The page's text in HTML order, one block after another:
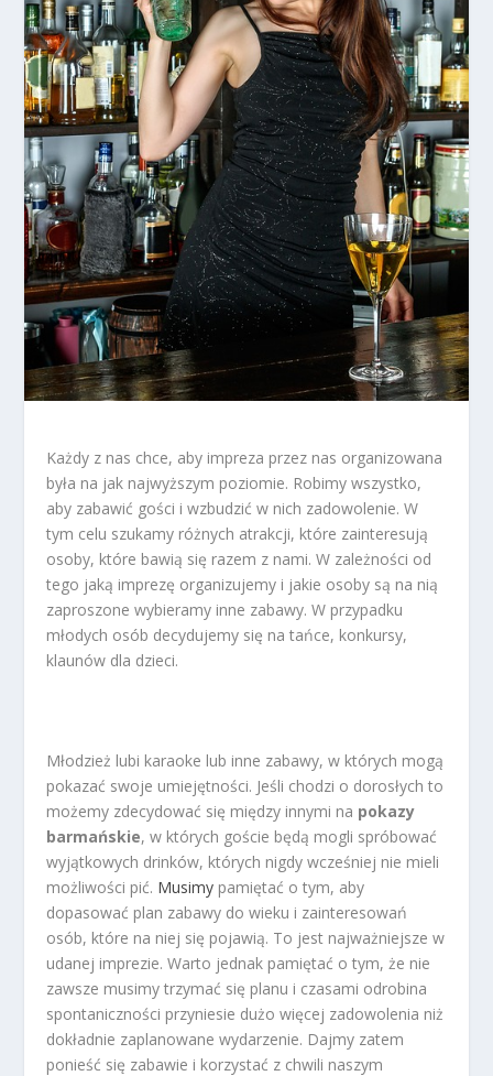
Każdy z nas chce, aby impreza przez nas organizowana
była na jak najwyższym poziomie. Robimy wszystko,
aby zabawić gości i wzbudzić w nich zadowolenie. W
tym celu szukamy różnych atrakcji, które zainteresują
osoby, które bawią się razem z nami. W zależności od
tego jaką imprezę organizujemy i jakie osoby są na nią
zaproszone wybieramy inne zabawy. W przypadku
młodych osób decydujemy się na tańce, konkursy,
klaunów dla dzieci.
Młodzież lubi karaoke lub inne zabawy, w których mogą
pokazać swoje umiejętności. Jeśli chodzi o dorosłych to
możemy zdecydować się między innymi na pokazy
barmańskie, w których goście będą mogli spróbować
wyjątkowych drinków, których nigdy wcześniej nie mieli
możliwości pić. Musimy pamiętać o tym, aby
dopasować plan zabawy do wieku i zainteresowań
osób, które na niej się pojawią. To jest najważniejsze w
udanej imprezie. Warto jednak pamiętać o tym, że nie
zawsze musimy trzymać się planu i czasami odrobina
spontaniczności przyniesie dużo więcej zadowolenia niż
dokładnie zaplanowane wydarzenie. Dajmy zatem
ponieść się zabawie i korzystać z chwili naszym